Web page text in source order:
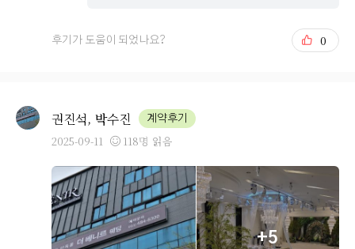
인식이 많은데 더 베니르 해산물과 회는 정말 괜찮았습니
맞아서 다행이었습니다!! 정말 깔끔하고 기분좋게 식사 할
수 있는 연회장이었습니다! 본식때 맛있게 먹을 생각만 가
우 만족스러웠습니다!
후기가 도움이 되었나요? 0
권진석, 박수진 계약후기
2025-09-11 118명 읽음
+5